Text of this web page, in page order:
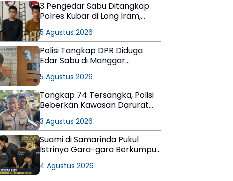
3 Pengedar Sabu Ditangkap
Polres Kubar di Long Iram,
5 Agustus 2026
Polisi Tangkap DPR Diduga
Edar Sabu di Manggar
5 Agustus 2026
Tangkap 74 Tersangka, Polisi
Beberkan Kawasan Darurat
3 Agustus 2026
Suami di Samarinda Pukul
Istrinya Gara-gara Berkumpul
4 Agustus 2026